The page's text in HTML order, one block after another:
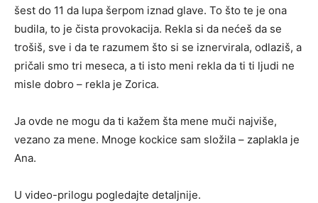
šest do 11 da lupa šerpom iznad glave. To što te je ona
budila, to je čista provokacija. Rekla si da nećeš da se
trošiš, sve i da te razumem što si se iznervirala, odlaziš, a
pričali smo tri meseca, a ti isto meni rekla da ti ti ljudi ne
misle dobro – rekla je Zorica.
Ja ovde ne mogu da ti kažem šta mene muči najviše,
vezano za mene. Mnoge kockice sam složila – zaplakla je
Ana.
U video-prilogu pogledajte detaljnije.